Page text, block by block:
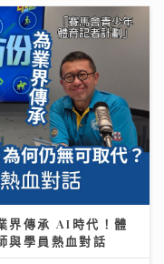
界傳承 AI時代！體
與學員熱血對話